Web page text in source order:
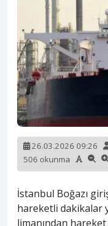
26.03.2026 09:26
506 okunma
İstanbul Boğazı
hareketli dakikalar
limanından